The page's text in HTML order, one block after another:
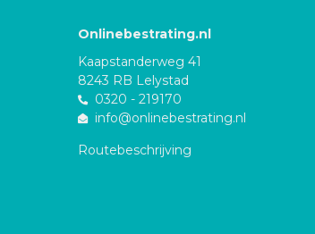
Onlinebestrating.nl
Kaapstanderweg 41
8243 RB Lelystad
0320 - 219170
info@onlinebestrating.nl
Routebeschrijving